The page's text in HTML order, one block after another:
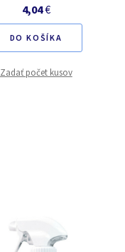
4,04€
DO KOŠÍKA
Zadať počet kusov